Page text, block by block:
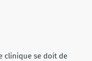
clinique se doit de